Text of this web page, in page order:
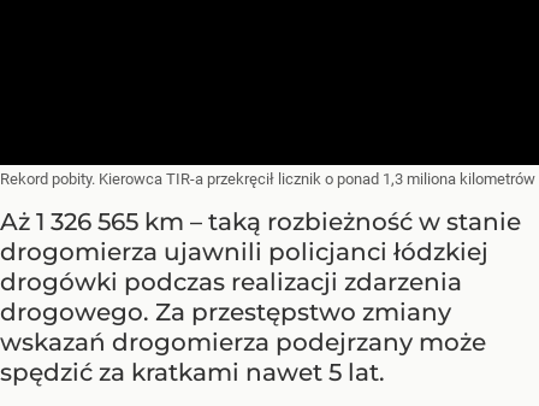
Rekord pobity. Kierowca TIR-a przekręcił licznik o ponad 1,3 miliona kilometrów
Aż 1 326 565 km – taką rozbieżność w stanie
drogomierza ujawnili policjanci łódzkiej
drogówki podczas realizacji zdarzenia
drogowego. Za przestępstwo zmiany
wskazań drogomierza podejrzany może
spędzić za kratkami nawet 5 lat.